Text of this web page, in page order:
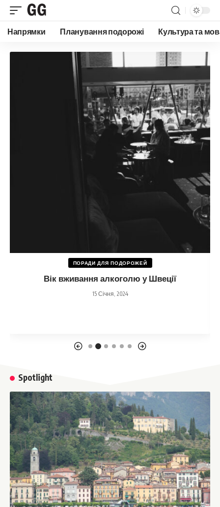
Напрямки Планування подорожі Культура та
ПОРАДИ ДЛЯ ПОДОРОЖЕЙ
Вік вживання алкоголю у Швеції
15 Січня, 2024
Spotlight